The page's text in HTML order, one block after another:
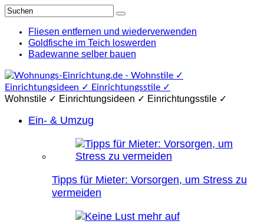
Fliesen entfernen und wiederverwenden
Goldfische im Teich loswerden
Badewanne selber bauen
Wohnstile ✓ Einrichtungsideen ✓ Einrichtungsstile ✓
Ein- & Umzug
Tipps für Mieter: Vorsorgen, um Stress zu
vermeiden